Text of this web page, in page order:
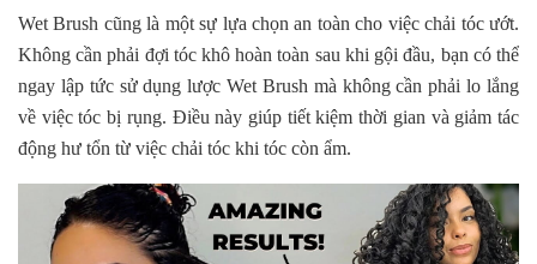
Wet Brush cũng là một sự lựa chọn an toàn cho việc chải tóc ướt.
Không cần phải đợi tóc khô hoàn toàn sau khi gội đầu, bạn có thể
ngay lập tức sử dụng lược Wet Brush mà không cần phải lo lắng
về việc tóc bị rụng. Điều này giúp tiết kiệm thời gian và giảm tác
động hư tổn từ việc chải tóc khi tóc còn ẩm.